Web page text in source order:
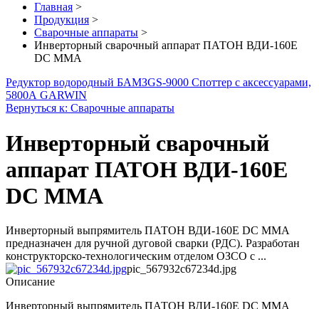
Главная >
Продукция >
Сварочные аппараты >
Инверторный сварочный аппарат ПАТОН ВДИ-160E
DC MMA
Редуктор водородный БАМЗGS-9000 Споттер с аксессуарами,
5800А GARWIN
Вернуться к: Сварочные аппараты
Инверторный сварочный
аппарат ПАТОН ВДИ-160E
DC MMA
Инверторный выпрямитель ПАТОН ВДИ-160E DC MMA
предназначен для ручной дуговой сварки (РДС). Разработан
конструкторско-технологическим отделом ОЗСО с ...
pic_567932c67234d.jpg
Описание
Инверторный выпрямитель ПАТОН ВДИ-160E DC MMA